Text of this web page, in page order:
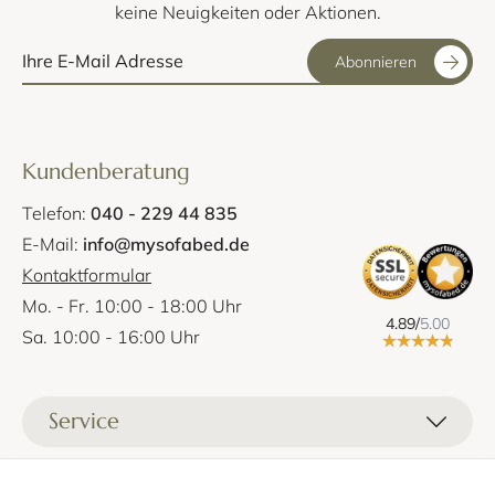
keine Neuigkeiten oder Aktionen.
Abonnieren
Kundenberatung
Telefon: 040 - 229 44 835
E-Mail: info@mysofabed.de
Kontaktformular
Mo. - Fr. 10:00 - 18:00 Uhr
Sa. 10:00 - 16:00 Uhr
4.89/5.00
Service